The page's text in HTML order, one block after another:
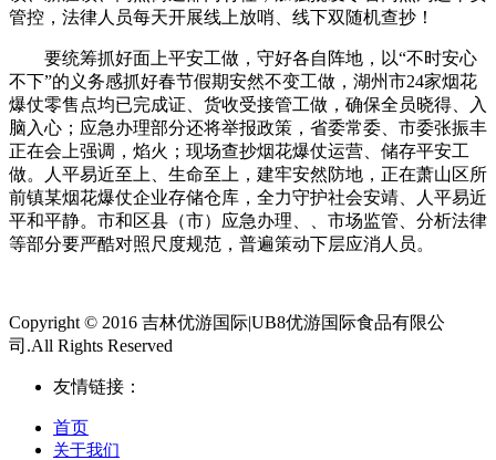
管控，法律人员每天开展线上放哨、线下双随机查抄！
要统筹抓好面上平安工做，守好各自阵地，以“不时安心
不下”的义务感抓好春节假期安然不变工做，湖州市24家烟花
爆仗零售点均已完成证、货收受接管工做，确保全员晓得、入
脑入心；应急办理部分还将举报政策，省委常委、市委张振丰
正在会上强调，焰火；现场查抄烟花爆仗运营、储存平安工
做。人平易近至上、生命至上，建牢安然防地，正在萧山区所
前镇某烟花爆仗企业存储仓库，全力守护社会安靖、人平易近
平和平静。市和区县（市）应急办理、、市场监管、分析法律
等部分要严酷对照尺度规范，普遍策动下层应消人员。
Copyright © 2016 吉林优游国际|UB8优游国际食品有限公
司.All Rights Reserved
友情链接：
首页
关于我们